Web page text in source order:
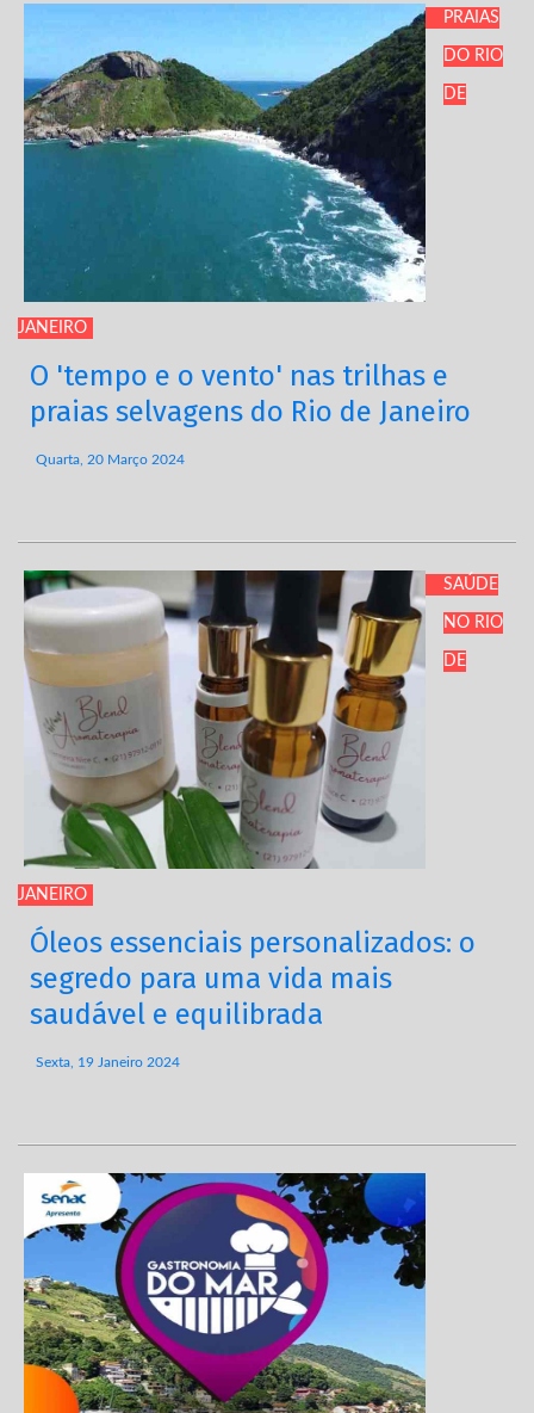
PRAIAS
DO RIO
DE
JANEIRO
O 'tempo e o vento' nas trilhas e
praias selvagens do Rio de Janeiro
Quarta, 20 Março 2024
SAÚDE
NO RIO
DE
JANEIRO
Óleos essenciais personalizados: o
segredo para uma vida mais
saudável e equilibrada
Sexta, 19 Janeiro 2024